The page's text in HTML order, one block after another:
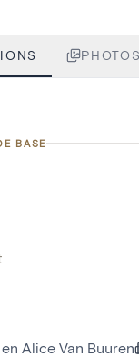
BASE
Alice Van Buuren